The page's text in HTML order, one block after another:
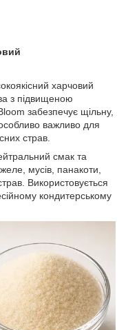
харчовий
з підвищеною
забезпечує щільну,
важливо для
страв.
смак та
мусів, панакоти,
Використовується
кондитерському